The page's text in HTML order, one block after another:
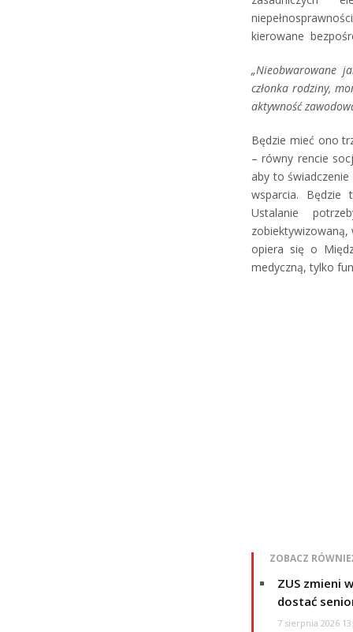
kierowane
„Nieobwarowane
członka rodziny,
aktywność
Będzie mieć ono
– równy rencie
aby to
wsparcia. Będzie
Ustalanie
zobiektywizowaną,
opiera się o
medyczną, tylko
ZOBACZ
ZUS zmieni
dostać
7 sierpnia 2026